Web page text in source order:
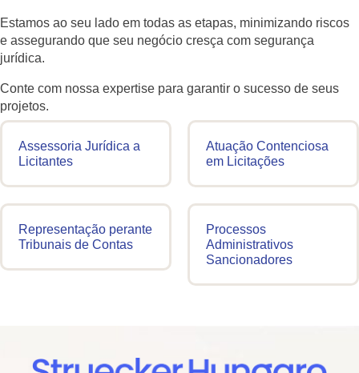
Estamos ao seu lado em todas as etapas, minimizando riscos
e assegurando que seu negócio cresça com segurança
jurídica.
Conte com nossa expertise para garantir o sucesso de seus
projetos.
Assessoria Jurídica a
Licitantes
Atuação Contenciosa
em Licitações
Representação perante
Tribunais de Contas
Processos
Administrativos
Sancionadores